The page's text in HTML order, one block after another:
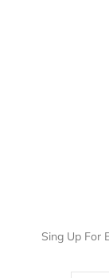
Sing Up For